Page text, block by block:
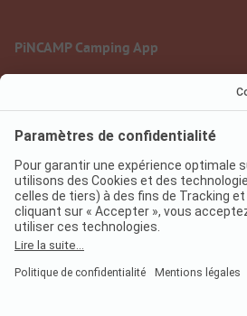
PiNCAMP Camping App
Mentions légales
Protection des données
Règlement sur les services numériques